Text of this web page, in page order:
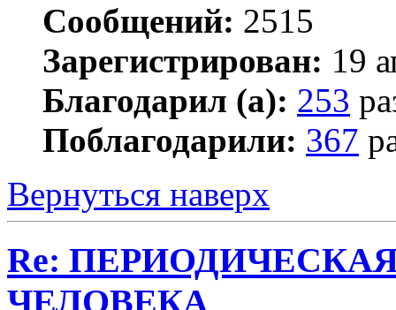
Сообщений: 2515
Зарегистрирован: 19
Благодарил (а): 253
Поблагодарили: 367
Вернуться наверх
Re:
ЧЕЛОВЕКА